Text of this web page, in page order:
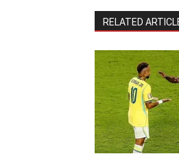
RELATED